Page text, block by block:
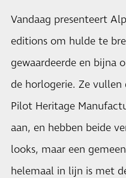
Vandaag presenteert
editions om hulde te
gewaardeerde en bijna
de horlogerie. Ze
Pilot Heritage
aan, en hebben beide
looks, maar een
helemaal in lijn is met